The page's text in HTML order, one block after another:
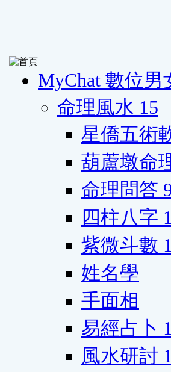
MyChat 數位男
命理風水 15
星僑五術
葫蘆墩命
命理問答
四柱八字 1
紫微斗數 1
姓名學
手面相
易經占卜 1
風水研討 1